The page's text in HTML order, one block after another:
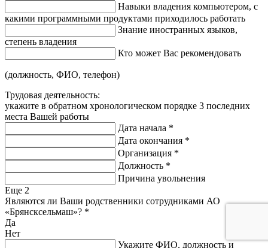
Навыки владения компьютером, с
какими программными продуктами приходилось работать
Знание иностранных языков,
степень владения
Кто может Вас рекомендовать
(должность, ФИО, телефон)
Трудовая деятельность:
укажите в обратном хронологическом порядке 3 последних
места Вашей работы
Дата начала *
Дата окончания *
Организация *
Должность *
Причина увольнения
Еще 2
Являются ли Ваши родственники сотрудниками АО
«Брянсксельмаш»? *
Да
Нет
Укажите ФИО, должность и